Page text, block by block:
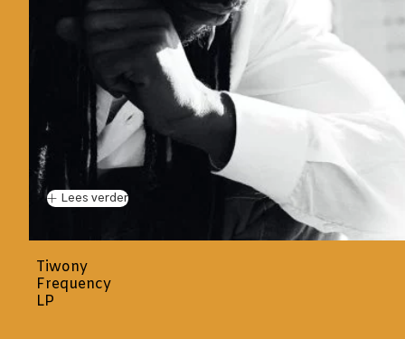
Lees verder
Tiwony
Frequency
LP